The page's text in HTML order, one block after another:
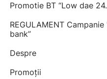
Promotie BT “Low dae
REGULAMENT
bank”
Despre
Promoții